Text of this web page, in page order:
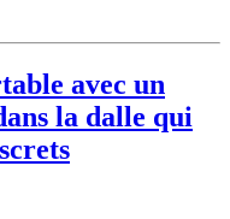
avec un
la dalle qui